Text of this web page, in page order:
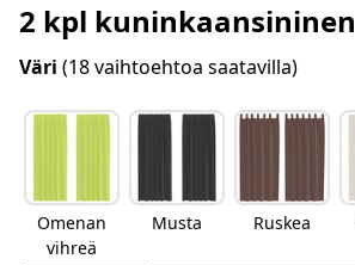
2 kpl kuninkaansininen
Väri (18 vaihtoehtoa saatavilla)
Omenan
vihreä
Musta Ruskea